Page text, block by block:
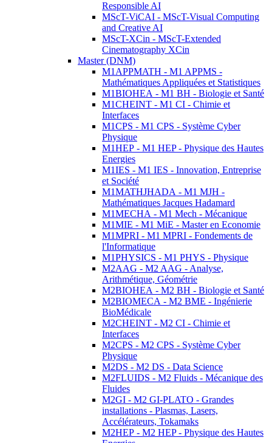
Responsible AI
MScT-ViCAI - MScT-Visual Computing
and Creative AI
MScT-XCin - MScT-Extended
Cinematography XCin
Master (DNM)
M1APPMATH - M1 APPMS -
Mathématiques Appliquées et Statistiques
M1BIOHEA - M1 BH - Biologie et Santé
M1CHEINT - M1 CI - Chimie et
Interfaces
M1CPS - M1 CPS - Système Cyber
Physique
M1HEP - M1 HEP - Physique des Hautes
Energies
M1IES - M1 IES - Innovation, Entreprise
et Société
M1MATHJHADA - M1 MJH -
Mathématiques Jacques Hadamard
M1MECHA - M1 Mech - Mécanique
M1MIE - M1 MiE - Master en Economie
M1MPRI - M1 MPRI - Fondements de
l'Informatique
M1PHYSICS - M1 PHYS - Physique
M2AAG - M2 AAG - Analyse,
Arithmétique, Géométrie
M2BIOHEA - M2 BH - Biologie et Santé
M2BIOMECA - M2 BME - Ingénierie
BioMédicale
M2CHEINT - M2 CI - Chimie et
Interfaces
M2CPS - M2 CPS - Système Cyber
Physique
M2DS - M2 DS - Data Science
M2FLUIDS - M2 Fluids - Mécanique des
Fluides
M2GI - M2 GI-PLATO - Grandes
installations - Plasmas, Lasers,
Accélérateurs, Tokamaks
M2HEP - M2 HEP - Physique des Hautes